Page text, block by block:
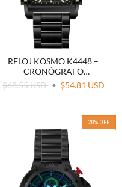
RELOJ KOSMO K4448 –
CRONÓGRAFO
MULTIFUNCIÓN CUADRADO
$68.55 USD $54.81 USD
20% OFF